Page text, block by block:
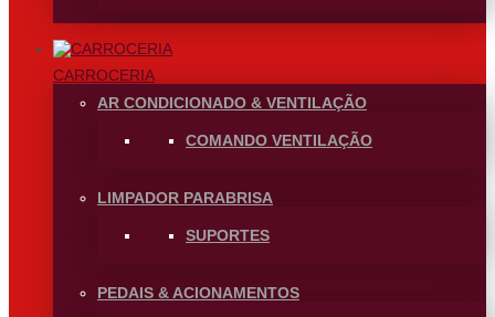
CARROCERIA
AR CONDICIONADO & VENTILAÇÃO
COMANDO VENTILAÇÃO
LIMPADOR PARABRISA
SUPORTES
PEDAIS & ACIONAMENTOS